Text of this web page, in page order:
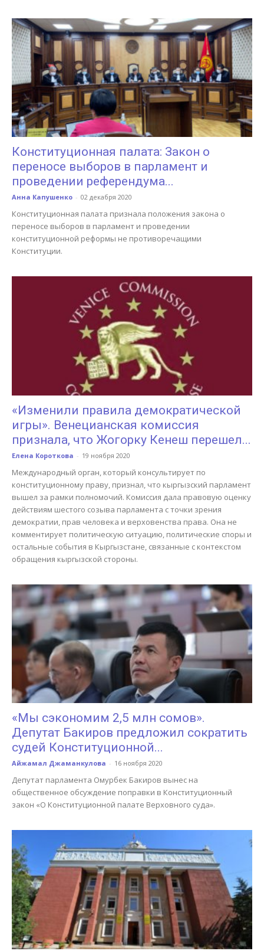
Конституционная палата: Закон о
переносе выборов в парламент и
проведении референдума...
Анна Капушенко - 02 декабря 2020
Конституционная палата признала положения закона о
переносе выборов в парламент и проведении
конституционной реформы не противоречащими
Конституции.
«Изменили правила демократической
игры». Венецианская комиссия
признала, что Жогорку Кенеш перешел...
Елена Короткова - 19 ноября 2020
Международный орган, который консультирует по
конституционному праву, признал, что кыргызский парламент
вышел за рамки полномочий. Комиссия дала правовую оценку
действиям шестого созыва парламента с точки зрения
демократии, прав человека и верховенства права. Она не
комментирует политическую ситуацию, политические споры и
остальные события в Кыргызстане, связанные с контекстом
обращения кыргызской стороны.
«Мы сэкономим 2,5 млн сомов».
Депутат Бакиров предложил сократить
судей Конституционной...
Айжамал Джаманкулова - 16 ноября 2020
Депутат парламента Омурбек Бакиров вынес на
общественное обсуждение поправки в Конституционный
закон «О Конституционной палате Верховного суда».